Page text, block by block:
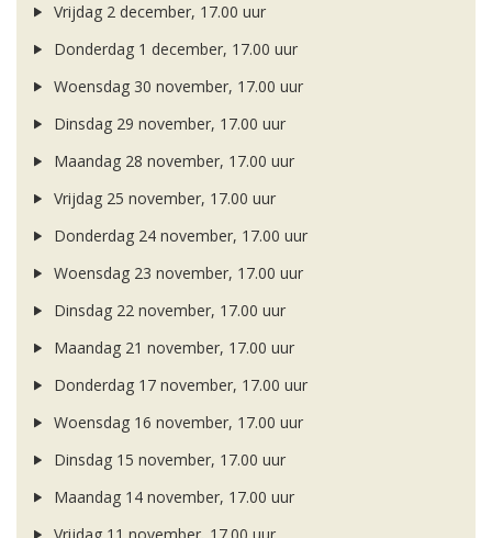
Vrijdag 2 december, 17.00 uur
Donderdag 1 december, 17.00 uur
Woensdag 30 november, 17.00 uur
Dinsdag 29 november, 17.00 uur
Maandag 28 november, 17.00 uur
Vrijdag 25 november, 17.00 uur
Donderdag 24 november, 17.00 uur
Woensdag 23 november, 17.00 uur
Dinsdag 22 november, 17.00 uur
Maandag 21 november, 17.00 uur
Donderdag 17 november, 17.00 uur
Woensdag 16 november, 17.00 uur
Dinsdag 15 november, 17.00 uur
Maandag 14 november, 17.00 uur